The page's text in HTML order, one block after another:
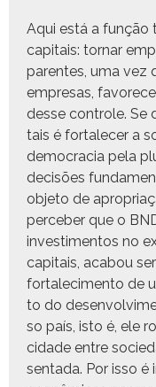
Aqui está a
cap­i­tais: tornar
par­entes, uma vez
empre­sas,
desse con­t­role.
tais é for­t­ale­cer a
democ­ra­cia pela
decisões
obje­to de
perce­ber que o
inves­ti­men­tos no
cap­i­tais, acabou
for­t­alec­i­men­to de
to do
so país, isto é, ele
ci­dade entre
sen­ta­da. Por isso é